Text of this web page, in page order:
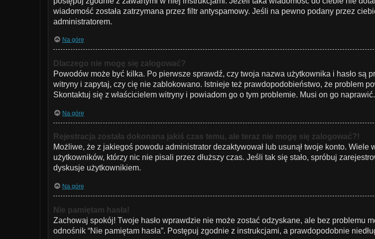
wiadomość została zatrzymana przez filtr antyspamowy. Jeśli na pewno podany przez
administratorem.
Na górę
Dlaczego nie mogę się zalogować?
Powodów może być kilka. Po pierwsze sprawdź, czy twoja nazwa użytkownika i hasło są
witryny i zapytaj, czy cię nie zablokowano. Istnieje też prawdopodobieństwo, że problem
Skontaktuj się z właścicielem witryny i powiadom go o tym problemie. Musi on go naprawić.
Na górę
Rejestracja została dokonana jakiś czas temu, ale teraz nie mogę się zalogować?!
Możliwe, że z jakiegoś powodu administrator dezaktywował lub usunął twoje konto.
użytkowników, którzy nic nie pisali przez dłuższy czas. Jeśli tak się stało, spróbuj
dyskusje użytkownikiem.
Na górę
Nie pamiętam hasła!
Zachowaj spokój! Twoje hasło wprawdzie nie może zostać odzyskane, ale bez problemu
odnośnik “Nie pamiętam hasła”. Postępuj zgodnie z instrukcjami, a prawdopodobnie